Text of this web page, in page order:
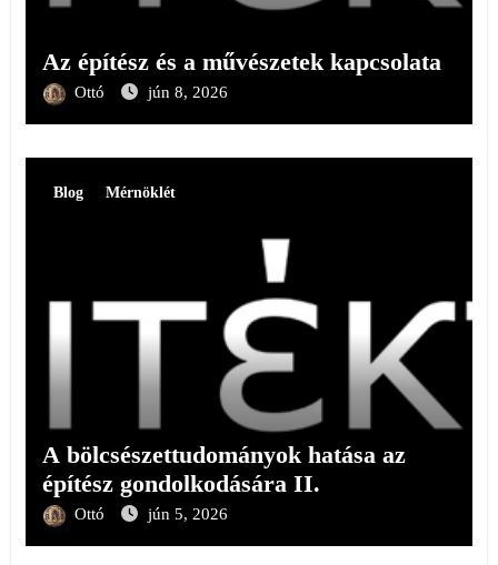
Az építész és a művészetek kapcsolata
Ottó jún 8, 2026
Blog Mérnöklét
A bölcsészettudományok hatása az
építész gondolkodására II.
Ottó jún 5, 2026